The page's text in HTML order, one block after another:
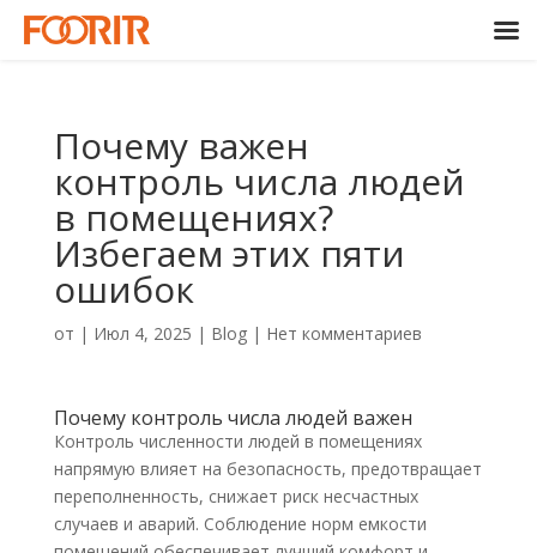
Почему важен
контроль числа людей
в помещениях?
Избегаем этих пяти
ошибок
от | Июл 4, 2025 | Blog| Нет комментариев
Почему контроль числа людей важен
Контроль численности людей в помещениях
напрямую влияет на безопасность, предотвращает
переполненность, снижает риск несчастных
случаев и аварий. Соблюдение норм емкости